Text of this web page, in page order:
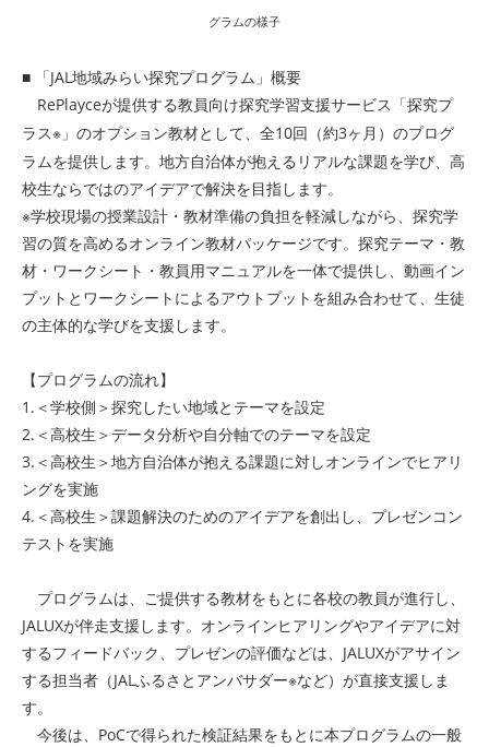
グラムの様子
■ 「JAL地域みらい探究プログラム」概要
RePlayceが提供する教員向け探究学習支援サービス「探究プ
ラス※」のオプション教材として、全10回（約3ヶ月）のプログ
ラムを提供します。地方自治体が抱えるリアルな課題を学び、高
校生ならではのアイデアで解決を目指します。
※学校現場の授業設計・教材準備の負担を軽減しながら、探究学
習の質を高めるオンライン教材パッケージです。探究テーマ・教
材・ワークシート・教員用マニュアルを一体で提供し、動画イン
プットとワークシートによるアウトプットを組み合わせて、生徒
の主体的な学びを支援します。
【プログラムの流れ】
1.＜学校側＞探究したい地域とテーマを設定
2.＜高校生＞データ分析や自分軸でのテーマを設定
3.＜高校生＞地方自治体が抱える課題に対しオンラインでヒアリ
ングを実施
4.＜高校生＞課題解決のためのアイデアを創出し、プレゼンコン
テストを実施
プログラムは、ご提供する教材をもとに各校の教員が進行し、
JALUXが伴走支援します。オンラインヒアリングやアイデアに対
するフィードバック、プレゼンの評価などは、JALUXがアサイン
する担当者（JALふるさとアンバサダー※など）が直接支援しま
す。
今後は、PoCで得られた検証結果をもとに本プログラムの一般